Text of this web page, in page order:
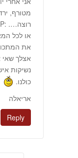
או לכל
את
אצלך
נשיקות
כולנו.
אריאלה
Reply